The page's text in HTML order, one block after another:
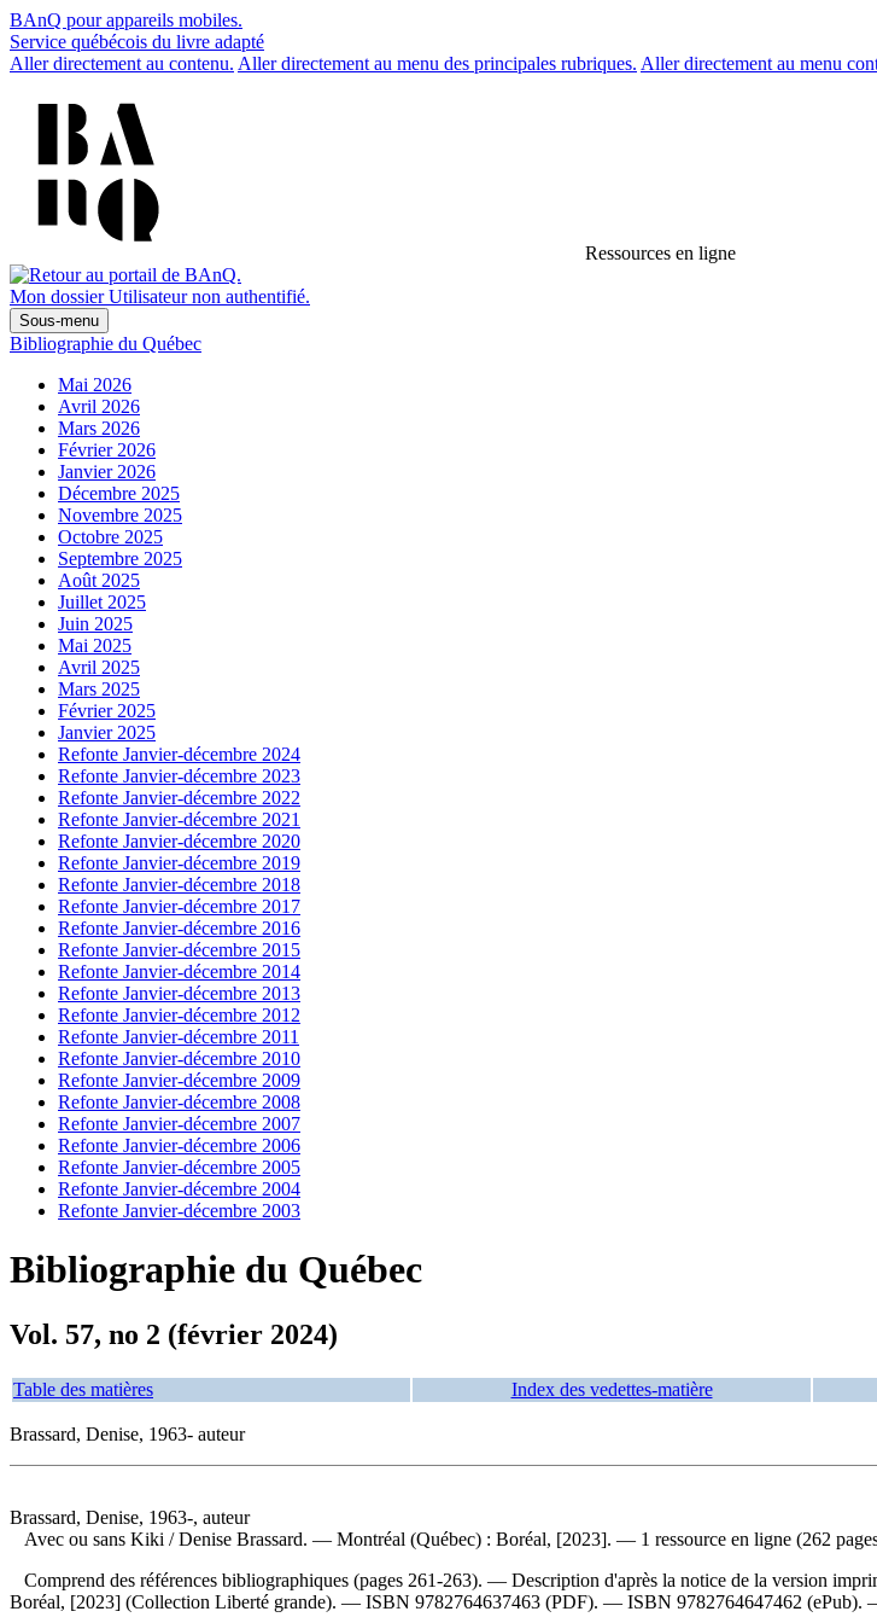
BAnQ pour appareils mobiles.
Service québécois du livre adapté
Aller directement au contenu. Aller directement au menu des principales rubriques. Aller directement au menu
Ressources en ligne
Mon dossier Utilisateur non authentifié.
Sous-menu
Bibliographie du Québec
Mai 2026
Avril 2026
Mars 2026
Février 2026
Janvier 2026
Décembre 2025
Novembre 2025
Octobre 2025
Septembre 2025
Août 2025
Juillet 2025
Juin 2025
Mai 2025
Avril 2025
Mars 2025
Février 2025
Janvier 2025
Refonte Janvier-décembre 2024
Refonte Janvier-décembre 2023
Refonte Janvier-décembre 2022
Refonte Janvier-décembre 2021
Refonte Janvier-décembre 2020
Refonte Janvier-décembre 2019
Refonte Janvier-décembre 2018
Refonte Janvier-décembre 2017
Refonte Janvier-décembre 2016
Refonte Janvier-décembre 2015
Refonte Janvier-décembre 2014
Refonte Janvier-décembre 2013
Refonte Janvier-décembre 2012
Refonte Janvier-décembre 2011
Refonte Janvier-décembre 2010
Refonte Janvier-décembre 2009
Refonte Janvier-décembre 2008
Refonte Janvier-décembre 2007
Refonte Janvier-décembre 2006
Refonte Janvier-décembre 2005
Refonte Janvier-décembre 2004
Refonte Janvier-décembre 2003
Bibliographie du Québec
Vol. 57, no 2 (février 2024)
Table des matières Index des vedettes-matière
Brassard, Denise, 1963- auteur
Brassard, Denise, 1963-, auteur
Avec ou sans Kiki / Denise Brassard. — Montréal (Québec) : Boréal, [2023]. — 1 ressource en ligne (262
Comprend des références bibliographiques (pages 261-263). — Description d'après la notice de la version
Boréal, [2023] (Collection Liberté grande). — ISBN 9782764637463 (PDF). — ISBN 9782764647462 (ePub).